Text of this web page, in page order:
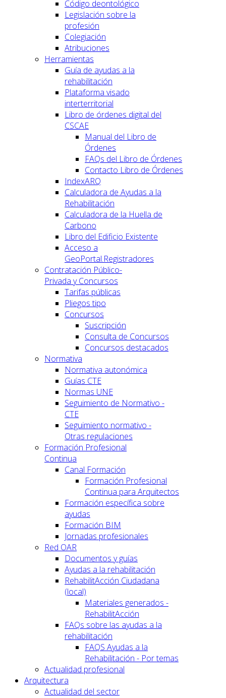
Código deontológico
Legislación sobre la
profesión
Colegiación
Atribuciones
Herramientas
Guía de ayudas a la
rehabilitación
Plataforma visado
interterritorial
Libro de órdenes digital del
CSCAE
Manual del Libro de
Órdenes
FAQs del Libro de Órdenes
Contacto Libro de Órdenes
IndexARQ
Calculadora de Ayudas a la
Rehabilitación
Calculadora de la Huella de
Carbono
Libro del Edificio Existente
Acceso a
GeoPortal.Registradores
Contratación Público-
Privada y Concursos
Tarifas públicas
Pliegos tipo
Concursos
Suscripción
Consulta de Concursos
Concursos destacados
Normativa
Normativa autonómica
Guías CTE
Normas UNE
Seguimiento de Normativo -
CTE
Seguimiento normativo -
Otras regulaciones
Formación Profesional
Continua
Canal Formación
Formación Profesional
Continua para Arquitectos
Formación específica sobre
ayudas
Formación BIM
Jornadas profesionales
Red OAR
Documentos y guías
Ayudas a la rehabilitación
RehabilitAcción Ciudadana
(local)
Materiales generados -
RehabilitAcción
FAQs sobre las ayudas a la
rehabilitación
FAQS Ayudas a la
Rehabilitación - Por temas
Actualidad profesional
Arquitectura
Actualidad del sector